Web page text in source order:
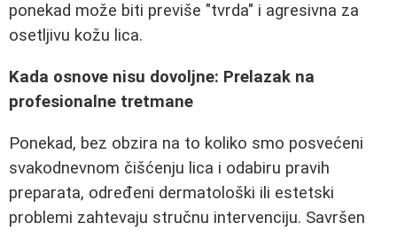
ponekad može biti previše "tvrda" i agresivna za
osetljivu kožu lica.
Kada osnove nisu dovoljne: Prelazak na
profesionalne tretmane
Ponekad, bez obzira na to koliko smo posvećeni
svakodnevnom čišćenju lica i odabiru pravih
preparata, određeni dermatološki ili estetski
problemi zahtevaju stručnu intervenciju. Savršen